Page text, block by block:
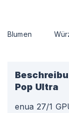
Blumen
Pop Ultra
enua 27/1